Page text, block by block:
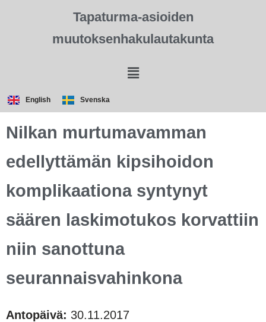
Tapaturma-asioiden
muutoksenhakulautakunta
English Svenska
Nilkan murtumavamman
edellyttämän kipsihoidon
komplikaationa syntynyt
säären laskimotukos korvattiin
niin sanottuna
seurannaisvahinkona
Antopäivä: 30.11.2017